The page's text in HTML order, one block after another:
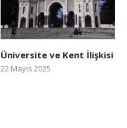
Üniversite ve Kent İlişkisi
22 Mayıs 2025